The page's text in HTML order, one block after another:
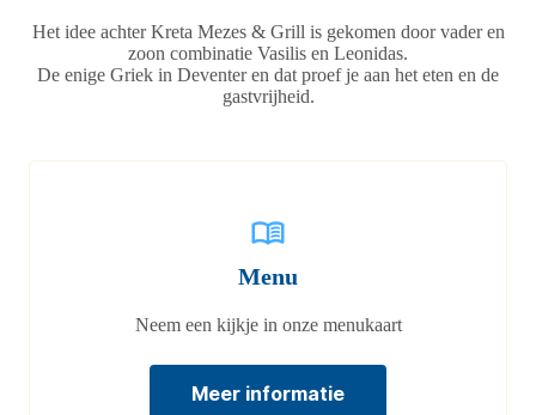
Het idee achter Kreta Mezes & Grill is gekomen door vader en
zoon combinatie Vasilis en Leonidas.
De enige Griek in Deventer en dat proef je aan het eten en de
gastvrijheid.
Menu
Neem een kijkje in onze menukaart
Meer informatie